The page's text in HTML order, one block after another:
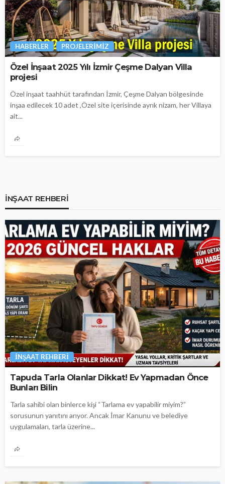
HABERLER PROJELERIMIZ
Özel İnşaat 2025 Yılı İzmir Çeşme Dalyan Villa
projesi
Özel inşaat taahhüt tarafından İzmir, Çeşme Dalyan bölgesinde
inşaa edilecek 10 adet ,Özel site içerisinde ayrık nizam, her Villaya
ait...
İNŞAAT REHBERI
İNŞAAT REHBERI
Tapuda Tarla Olanlar Dikkat! Ev Yapmadan Önce
Bunları Bilin
Tarla sahibi olan binlerce kişi “Tarlama ev yapabilir miyim?”
sorusunun yanıtını arıyor. Ancak İmar Kanunu ve belediye
uygulamaları, tarla üzerine...